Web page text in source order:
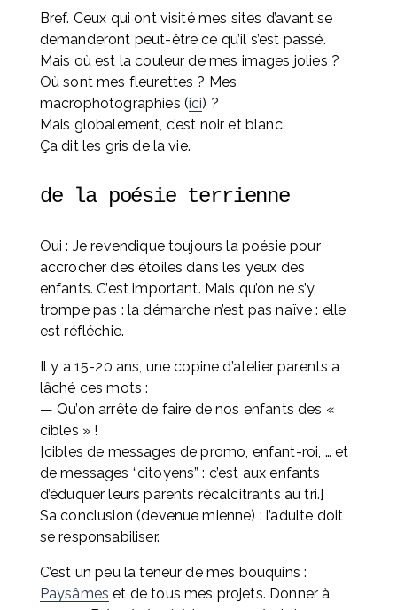
Bref. Ceux qui ont visité mes sites d’avant se
demanderont peut-être ce qu’il s’est passé.
Mais où est la couleur de mes images jolies ?
Où sont mes fleurettes ? Mes
macrophotographies (ici) ?
Mais globalement, c’est noir et blanc.
Ça dit les gris de la vie.
de la poésie terrienne
Oui : Je revendique toujours la poésie pour
accrocher des étoiles dans les yeux des
enfants. C’est important. Mais qu’on ne s’y
trompe pas : la démarche n’est pas naïve : elle
est réfléchie.
Il y a 15-20 ans, une copine d’atelier parents a
lâché ces mots :
— Qu’on arrête de faire de nos enfants des «
cibles » !
[cibles de messages de promo, enfant-roi, … et
de messages “citoyens” : c’est aux enfants
d’éduquer leurs parents récalcitrants au tri.]
Sa conclusion (devenue mienne) : l’adulte doit
se responsabiliser.
Paysâmes et de tous mes projets. Donner à